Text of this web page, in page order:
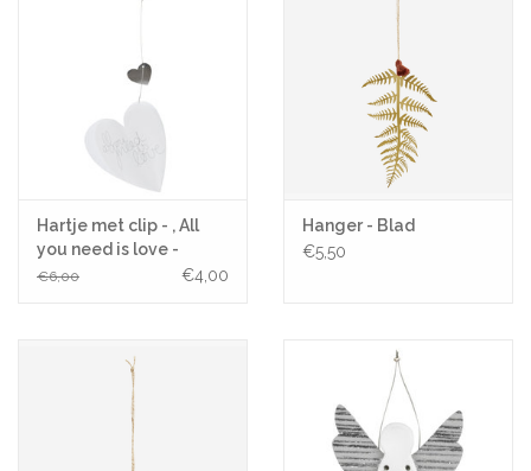
Hartje met clip - , All
you need is love -
Lengte 30 cm
€6,00 €4,00
Hanger - Blad
€5,50